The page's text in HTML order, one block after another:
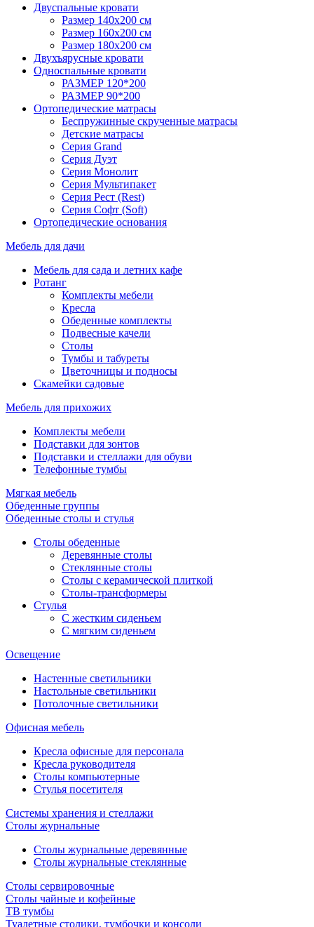
Двуспальные кровати
Размер 140х200 см
Размер 160х200 см
Размер 180х200 см
Двухъярусные кровати
Односпальные кровати
РАЗМЕР 120*200
РАЗМЕР 90*200
Ортопедические матрасы
Беспружинные скрученные матрасы
Детские матрасы
Серия Grand
Серия Дуэт
Серия Монолит
Серия Мультипакет
Серия Рест (Rest)
Серия Софт (Soft)
Ортопедические основания
Мебель для дачи
Мебель для сада и летних кафе
Ротанг
Комплекты мебели
Кресла
Обеденные комплекты
Подвесные качели
Столы
Тумбы и табуреты
Цветочницы и подносы
Скамейки садовые
Мебель для прихожих
Комплекты мебели
Подставки для зонтов
Подставки и стеллажи для обуви
Телефонные тумбы
Мягкая мебель
Обеденные группы
Обеденные столы и стулья
Столы обеденные
Деревянные столы
Стеклянные столы
Столы с керамической плиткой
Столы-трансформеры
Стулья
С жестким сиденьем
С мягким сиденьем
Освещение
Настенные светильники
Настольные светильники
Потолочные светильники
Офисная мебель
Кресла офисные для персонала
Кресла руководителя
Столы компьютерные
Стулья посетителя
Системы хранения и стеллажи
Столы журнальные
Столы журнальные деревянные
Столы журнальные стеклянные
Столы сервировочные
Столы чайные и кофейные
ТВ тумбы
Туалетные столики, тумбочки и консоли